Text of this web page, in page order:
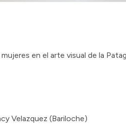
en el arte visual de la
Velazquez (Bariloche)